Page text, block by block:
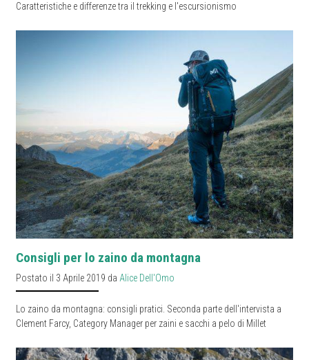
Caratteristiche e differenze tra il trekking e l'escursionismo
Consigli per lo zaino da montagna
Postato il 3 Aprile 2019 da Alice Dell'Omo
Lo zaino da montagna: consigli pratici. Seconda parte dell'intervista a
Clement Farcy, Category Manager per zaini e sacchi a pelo di Millet